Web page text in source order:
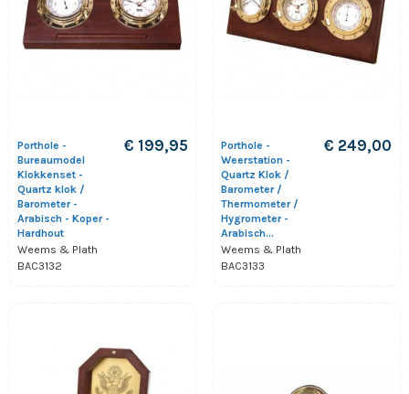
Porthole -
Bureaumodel
Klokkenset -
Quartz klok /
Barometer -
Arabisch - Koper -
Hardhout
Weems & Plath
BAC3132
€ 199,95
Porthole -
Weerstation -
Quartz Klok /
Barometer /
Thermometer /
Hygrometer -
Arabisch...
Weems & Plath
BAC3133
€ 249,00